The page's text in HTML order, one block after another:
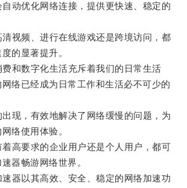
优化网络连接，提供更快速、稳定的
频、进行在线游戏还是跨境访问，都
的显著提升。
数字化生活充斥着我们的日常生活
络已经成为日常工作和生活必不可少的
，有效地解决了网络缓慢的问题，为
络使用体验。
要求的企业用户还是个人用户，都可
器畅游网络世界。
以其高效、安全、稳定的网络加速功